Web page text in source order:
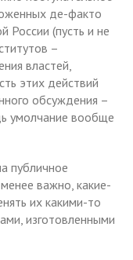
де-факто
России (пусть и не
–
властей,
этих действий
обсуждения –
умолчание вообще
публичное
важно, какие-
их какими-то
изготовленными